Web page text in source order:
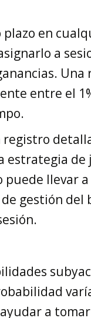
en
a
entre el
de
llevar
gestión
a